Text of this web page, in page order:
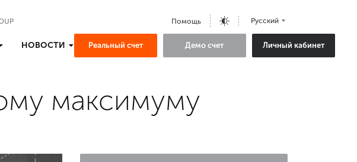
Помощь Русский
НОВОСТИ Реальный счет Демо счет Личный кабинет
максимуму